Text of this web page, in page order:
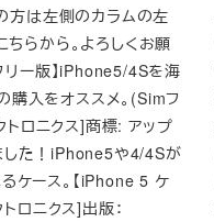
方は左側のカラムの左
ちらから。よろしくお願
リー版】iPhone5/4Sを海
入をオススメ。(Simフ
ロニクス]商標: アップ
した！iPhone5や4/4Sが
ケース。【iPhone 5 ケ
ロニクス]出版：